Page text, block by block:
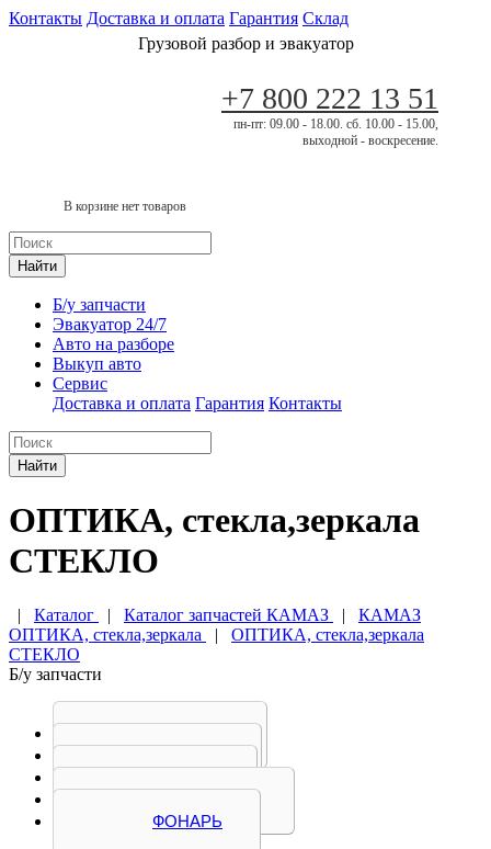
Контакты Доставка и оплата Гарантия Склад
Грузовой разбор и эвакуатор
+7 800 222 13 51
пн-пт: 09.00 - 18.00. сб. 10.00 - 15.00,
выходной - воскресение.
В корзине нет товаров
Найти
Б/у запчасти
Эвакуатор 24/7
Авто на разборе
Выкуп авто
Сервис
Доставка и оплата Гарантия Контакты
Найти
ОПТИКА, стекла,зеркала
СТЕКЛО
| Каталог | Каталог запчастей КАМАЗ | КАМАЗ
ОПТИКА, стекла,зеркала
| ОПТИКА, стекла,зеркала
СТЕКЛО
Б/у запчасти
ФОНАРЬ